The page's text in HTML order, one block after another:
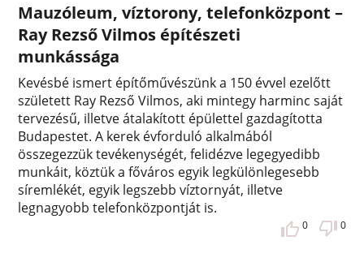
Mauzóleum, víztorony, telefonközpont –
Ray Rezső Vilmos építészeti
munkássága
Kevésbé ismert építőművészünk a 150 évvel ezelőtt
született Ray Rezső Vilmos, aki mintegy harminc saját
tervezésű, illetve átalakított épülettel gazdagította
Budapestet. A kerek évforduló alkalmából
összegezzük tevékenységét, felidézve legegyedibb
munkáit, köztük a főváros egyik legkülönlegesebb
síremlékét, egyik legszebb víztornyát, illetve
legnagyobb telefonközpontját is.
0 0